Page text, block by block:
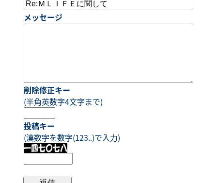
メッセージ
削除修正キー
(半角英数字4文字まで)
投稿キー
(漢数字を数字(123..)で入力)